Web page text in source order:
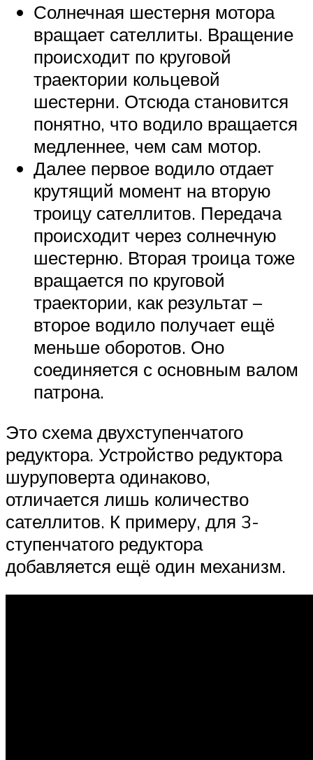
Солнечная шестерня мотора
вращает сателлиты. Вращение
происходит по круговой
траектории кольцевой
шестерни. Отсюда становится
понятно, что водило вращается
медленнее, чем сам мотор.
Далее первое водило отдает
крутящий момент на вторую
троицу сателлитов. Передача
происходит через солнечную
шестерню. Вторая троица тоже
вращается по круговой
траектории, как результат –
второе водило получает ещё
меньше оборотов. Оно
соединяется с основным валом
патрона.
Это схема двухступенчатого
редуктора. Устройство редуктора
шуруповерта одинаково,
отличается лишь количество
сателлитов. К примеру, для 3-
ступенчатого редуктора
добавляется ещё один механизм.